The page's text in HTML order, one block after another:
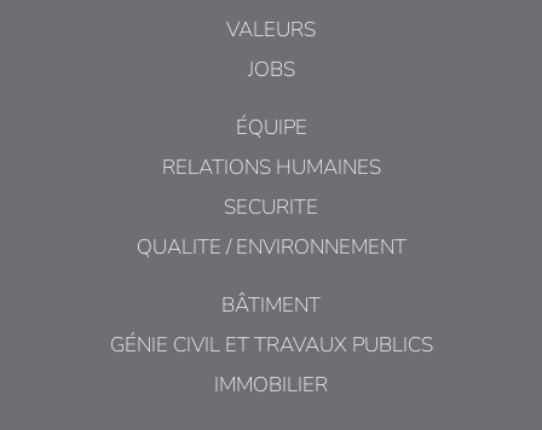
VALEURS
JOBS
ÉQUIPE
RELATIONS HUMAINES
SECURITE
QUALITE / ENVIRONNEMENT
BÂTIMENT
GÉNIE CIVIL ET TRAVAUX PUBLICS
IMMOBILIER